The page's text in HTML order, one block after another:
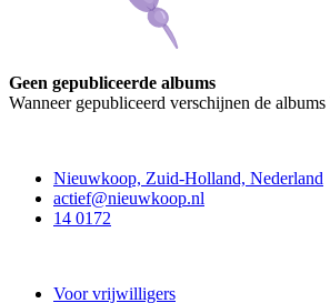
Geen gepubliceerde albums
Wanneer gepubliceerd verschijnen de albums
Nieuwkoop, Zuid-Holland, Nederland
actief@nieuwkoop.nl
14 0172
Voor vrijwilligers